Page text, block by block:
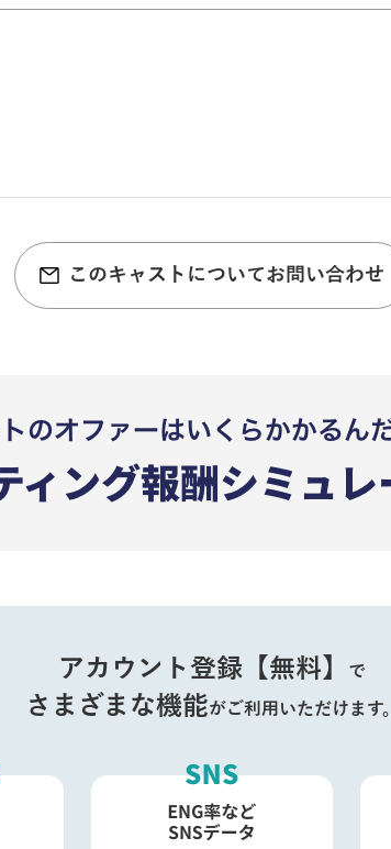
このキャストについてお問い合わせ
アカウント登録【無料】 で
さまざまな機能がご利用いただけます。